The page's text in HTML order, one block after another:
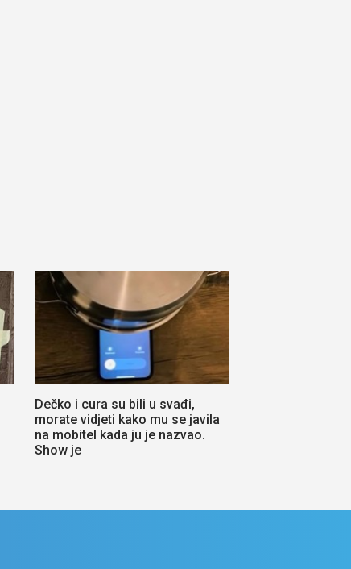
Dečko i cura su bili u svađi,
morate vidjeti kako mu se javila
na mobitel kada ju je nazvao.
Show je